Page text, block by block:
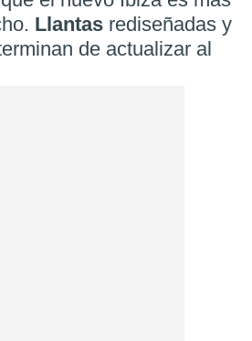
Llantas rediseñadas y
de actualizar al